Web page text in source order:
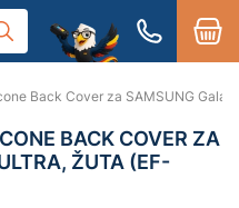
Back Cover za SAMSUNG
BACK COVER ZA
ŽUTA (EF-